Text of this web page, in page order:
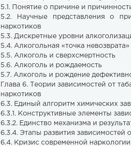
5.1. Понятие о причине и
5.2. Научные представления о
наркотиков
5.3. Дискретные уровни
5.4. Алкогольная «точка невозврата»
5.5. Алкоголь и сверхсмертность
5.6. Алкоголь и рождаемость
5.7. Алкоголь и рождение
Глава 6. Теории зависимостей от
наркотиков
6.3. Единый алгоритм химических
6.3.1. Конструктивные элементы
6.3.2. Единство механизма и
6.3.4. Этапы развития зависимостей
6.4. Кризис современной наркологии